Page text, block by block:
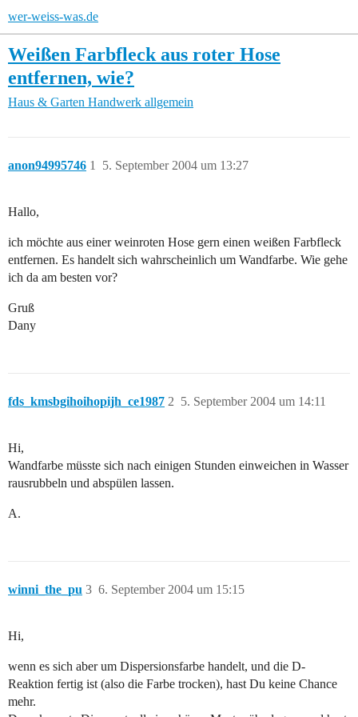
wer-weiss-was.de
Weißen Farbfleck aus roter Hose
entfernen, wie?
Haus & Garten Handwerk allgemein
anon94995746 5. September 2004 um 13:27
1
Hallo,
ich möchte aus einer weinroten Hose gern einen weißen Farbfleck
entfernen. Es handelt sich wahrscheinlich um Wandfarbe. Wie gehe
ich da am besten vor?
Gruß
Dany
fds_kmsbgihoihopijh_ce1987 5. September 2004 um 14:11
2
Hi,
Wandfarbe müsste sich nach einigen Stunden einweichen in Wasser
rausrubbeln und abspülen lassen.
A.
winni_the_pu 6. September 2004 um 15:15
3
Hi,
wenn es sich aber um Dispersionsfarbe handelt, und die D-
Reaktion fertig ist (also die Farbe trocken), hast Du keine Chance
mehr.